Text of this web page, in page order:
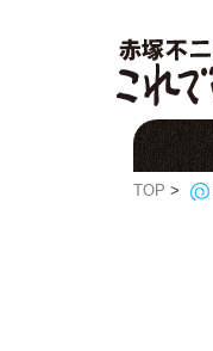
TOP >